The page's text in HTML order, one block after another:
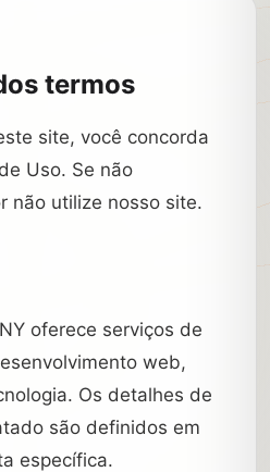
termos
site, você concorda
Uso. Se não
não utilize nosso site.
oferece serviços de
web,
Os detalhes de
são definidos em
específica.